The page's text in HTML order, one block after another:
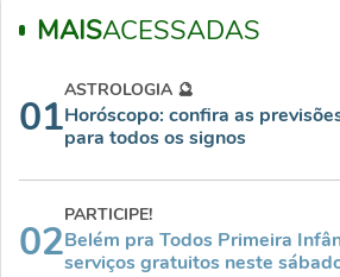
MAISACESSADAS
01
ASTROLOGIA 🔮
Horóscopo: confira as
para todos os signos
02
PARTICIPE!
Belém pra Todos Primeira
serviços gratuitos neste